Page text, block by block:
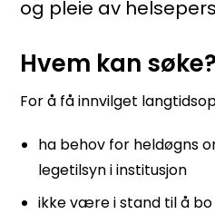
og pleie av
Hvem kan søke?
For å få innvilget
ha behov for heldøgns
legetilsyn i institusjon
ikke være i stand til å